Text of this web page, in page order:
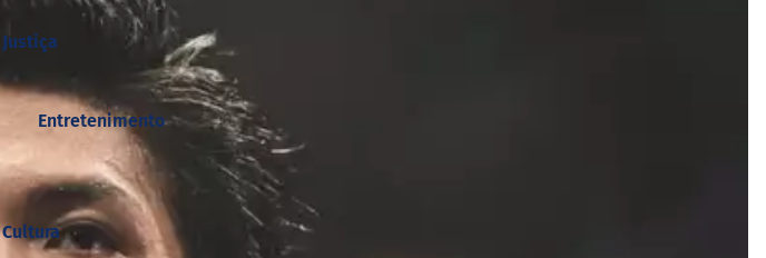
Entretenimento
Justiça
Cultura